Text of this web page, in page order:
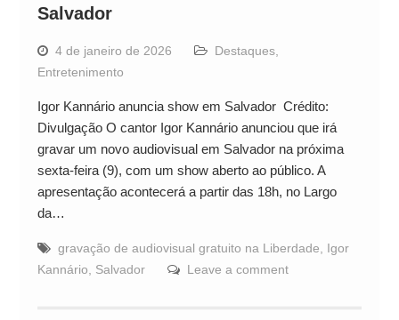
Salvador
4 de janeiro de 2026 Destaques,
Entretenimento
Igor Kannário anuncia show em Salvador Crédito:
Divulgação O cantor Igor Kannário anunciou que irá
gravar um novo audiovisual em Salvador na próxima
sexta-feira (9), com um show aberto ao público. A
apresentação acontecerá a partir das 18h, no Largo
da…
gravação de audiovisual gratuito na Liberdade
Igor
Kannário
Salvador Leave a comment